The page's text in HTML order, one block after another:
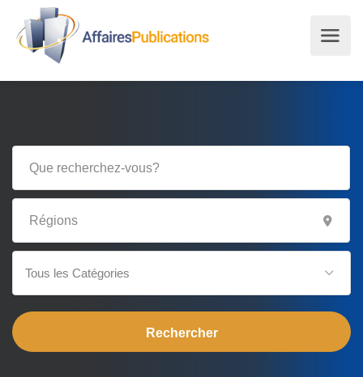
Tous les Catégories